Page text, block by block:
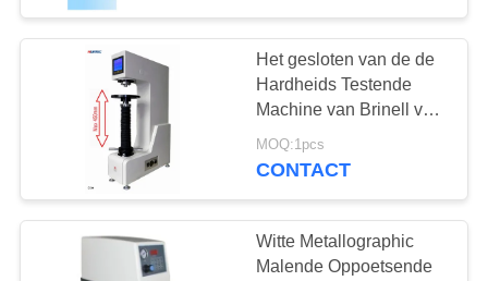
SITEMAP
PRIVACY
POLICYDraagbare
hardheidsmeter
60
Het gesloten van de de
Hardheids Testende
Machine van Brinell van
het Lijn Autotorentje
Type van het Touche
MOQ:1pcs
CONTACT
Witte Metallographic
Malende Oppoetsende